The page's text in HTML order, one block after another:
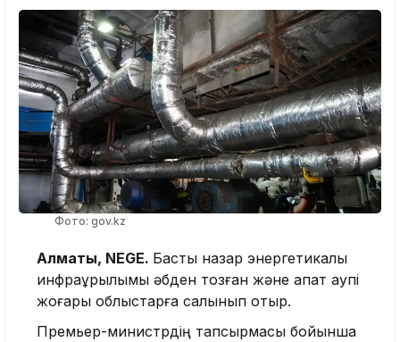
Фото: gov.kz
Алматы, NEGE. Басты назар энергетикалық
инфрақұрылымы әбден тозған және апат қаупі
жоғары облыстарға салынып отыр.
Премьер-министрдің тапсырмасы бойынша